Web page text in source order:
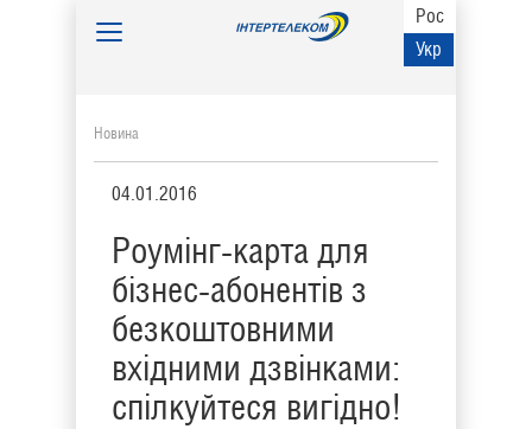
Рос
Укр
Toggle
Новина
04.01.2016
Роумінг-карта для
бізнес-абонентів з
безкоштовними
вхідними дзвінками:
спілкуйтеся вигідно!